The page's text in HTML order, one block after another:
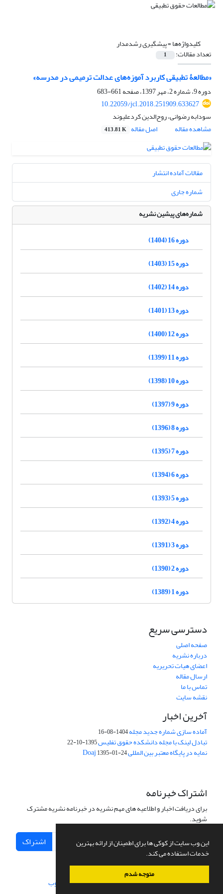
این وب سایت از کوکی ها برای اطمینان از ارائه بهترین
خدمات استفاده می کند.
متوجه شدم
کلیدواژه‌ها =پیشگیری رشدمدار
تعداد مقالات: 1
«مطالعۀ تطبیقی کاربرد آموزه‌های عدالت ترمیمی در مدرسه»
دوره 9، شماره 2، مهر 1397، صفحه
661-683
10.22059/jcl.2018.251909.633627
سودابه رضوانی، روح‌الدین کردعلیوند
مشاهده مقاله
اصل مقاله 413.81 K
مقالات آماده انتشار
شماره جاری
شماره‌های پیشین نشریه
دوره 16 (1404)
دوره 15 (1403)
دوره 14 (1402)
دوره 13 (1401)
دوره 12 (1400)
دوره 11 (1399)
دوره 10 (1398)
دوره 9 (1397)
دوره 8 (1396)
دوره 7 (1395)
دوره 6 (1394)
دوره 5 (1393)
دوره 4 (1392)
دوره 3 (1391)
دوره 2 (1390)
دوره 1 (1389)
دسترسی سریع
صفحه اصلی
درباره نشریه
اعضای هیات تحریریه
ارسال مقاله
تماس با ما
نقشه سایت
آخرین اخبار
آماده سازی شماره جدید مجله1404-08-16
تبادل لینک با مجله دانشکده حقوق تفلیس1395-10-22
نمایه در پایگاه معتبر بین المللی Doaj1395-01-24
اشتراک خبرنامه
برای دریافت اخبار و اطلاعیه های مهم نشریه در خبرنامه نشریه مشترک
شوید.
اشتراک
سامانه مدیریت نشریات علمی.طراحی و پیاده سازی از سیناوب